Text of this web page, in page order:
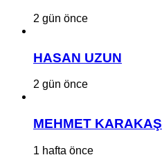
2 gün önce
HASAN UZUN
2 gün önce
MEHMET KARAKAŞ
1 hafta önce